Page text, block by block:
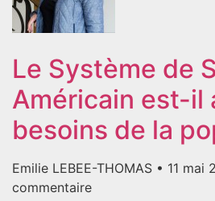
Le Système de
Américain est-il
besoins de la
Emilie LEBEE-THOMAS 11 mai
commentaire